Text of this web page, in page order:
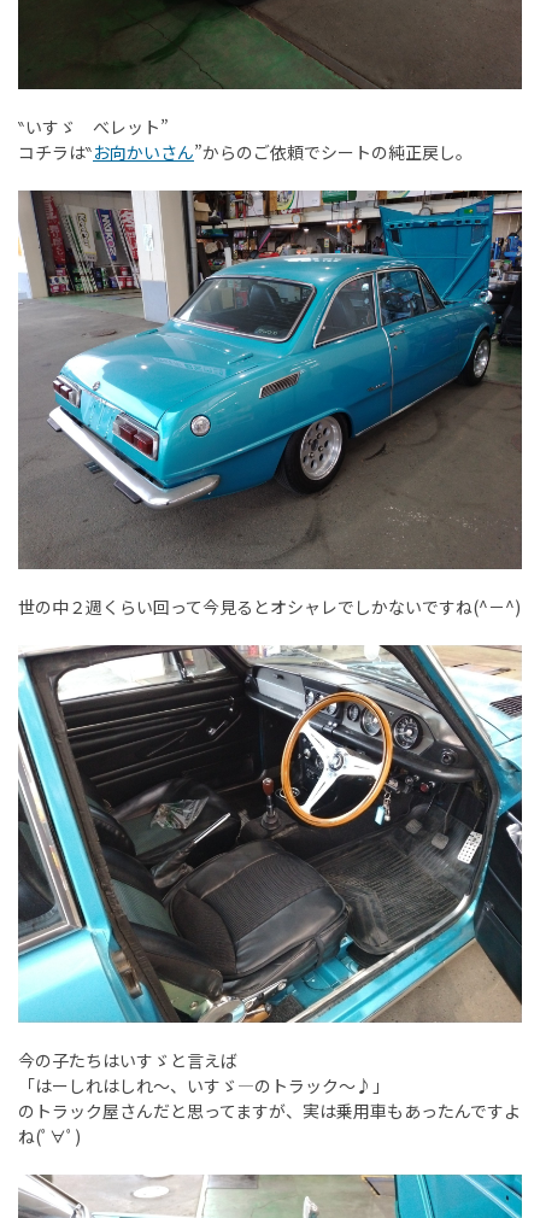
‶いすゞ べレット”
コチラは‶お向かいさん”からのご依頼でシートの純正戻し。
世の中２週くらい回って今見るとオシャレでしかないですね(^－^)
今の子たちはいすゞと言えば
「はーしれはしれ～、いすゞ―のトラック～♪」
のトラック屋さんだと思ってますが、実は乗用車もあったんですよ
ね(ﾟ∀ﾟ)